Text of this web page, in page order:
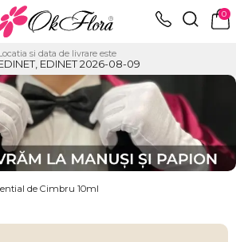
0
si data de livrare este
EDINET 2026-08-09
de Cimbru 10ml